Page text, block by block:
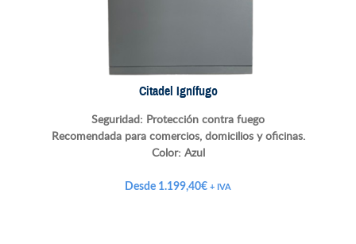
Citadel Ignífugo
Seguridad: Protección contra fuego
Recomendada para comercios, domicilios y oficinas.
Color: Azul
Desde 1.199,40€ + IVA